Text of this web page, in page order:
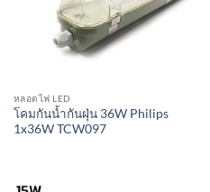
หลอดไฟ LED
โคมกันน้ำกันฝุ่น 36W Philips
1x36W TCW097